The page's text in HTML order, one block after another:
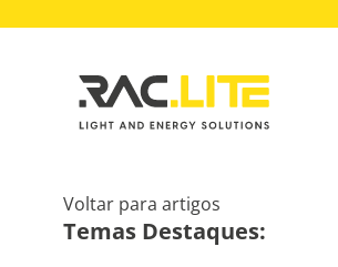
Voltar para artigos
Temas Destaques: